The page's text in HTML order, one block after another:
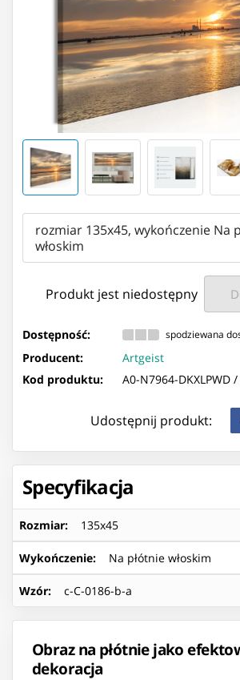
rozmiar 135x45, wykończenie Na
włoskim
Produkt jest niedostępny
Dostępność: spodziewana
Producent:
Artgeist
Kod produktu:
A0-N7964-DKXLPWD /
Udostępnij produkt:
Specyfikacja
Rozmiar: 135x45
Wykończenie: Na płótnie włoskim
Wzór: c-C-0186-b-a
Obraz na płótnie jako
dekoracja